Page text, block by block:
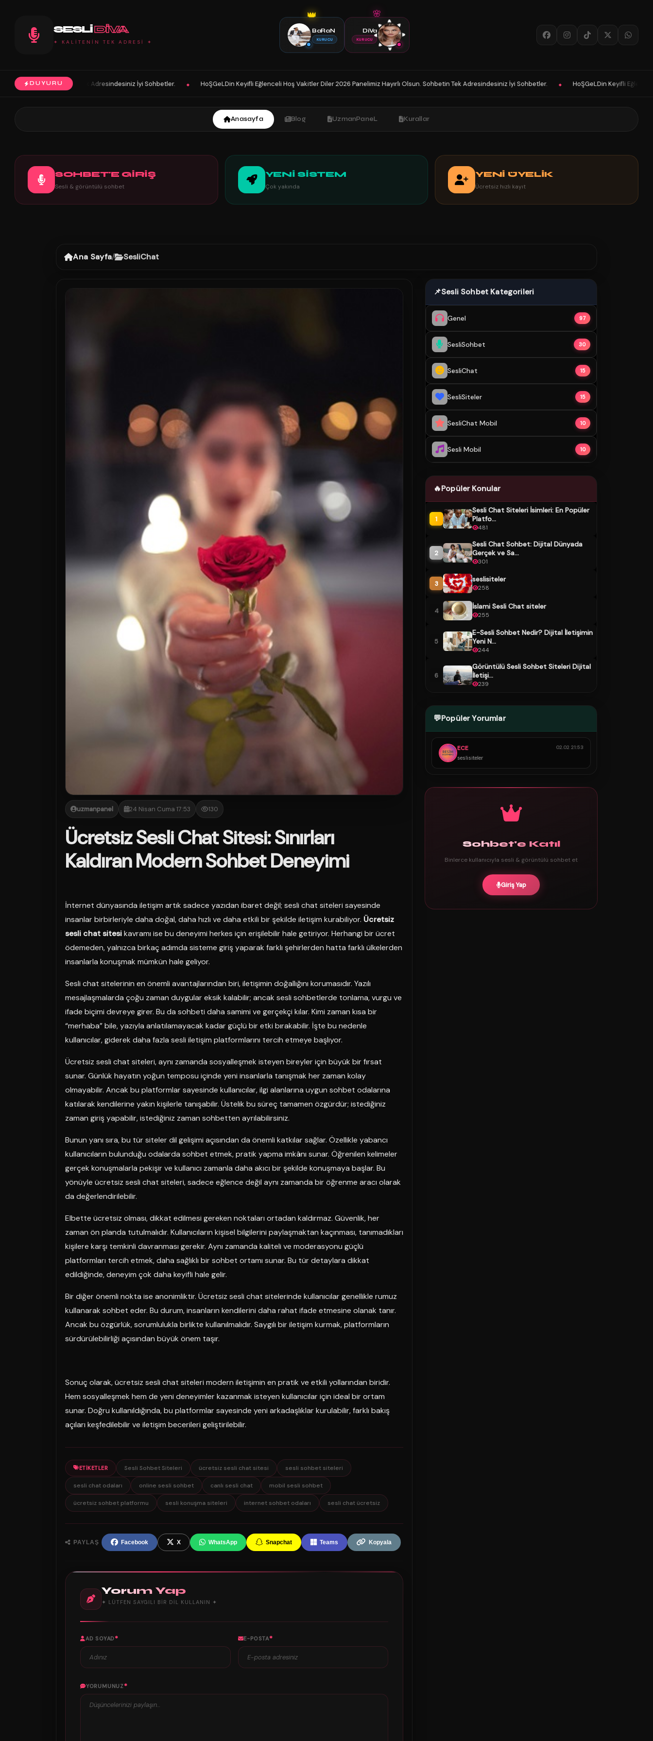
SESLIDIVA
✦ KALİTENİN TEK ADRESİ ✦
👑
BaRaN
KURUCU
🌸
DiVa
KURUCU
DUYURU
Adresindesiniz İyi Sohbetler. ◆ HoŞGeLDin Keyifli Eğlenceli Hoş Vakitler Diler 2026 Panelimiz Hayırlı Olsun. Sohbetin Tek Adresindesiniz İyi Sohbetler. ◆ HoŞGeLDin Keyifli Eğlenceli Hoş Vakitler Diler 2026
Anasayfa Blog UzmanPaneL Kurallar
SOHBET'E GİRİŞ
Sesli & görüntülü sohbet
YENİ SİSTEM
Çok yakında
YENİ ÜYELİK
Ücretsiz hızlı kayıt
Ana Sayfa/ SesliChat
uzmanpanel 24 Nisan Cuma 17:53 130
Ücretsiz Sesli Chat Sitesi: Sınırları
Kaldıran Modern Sohbet Deneyimi
İnternet dünyasında iletişim artık sadece yazıdan ibaret değil; sesli chat siteleri sayesinde
insanlar birbirleriyle daha doğal, daha hızlı ve daha etkili bir şekilde iletişim kurabiliyor. Ücretsiz
sesli chat sitesikavramı ise bu deneyimi herkes için erişilebilir hale getiriyor. Herhangi bir ücret
ödemeden, yalnızca birkaç adımda sisteme giriş yaparak farklı şehirlerden hatta farklı ülkelerden
insanlarla konuşmak mümkün hale geliyor.
Sesli chat sitelerinin en önemli avantajlarından biri, iletişimin doğallığını korumasıdır. Yazılı
mesajlaşmalarda çoğu zaman duygular eksik kalabilir; ancak sesli sohbetlerde tonlama, vurgu ve
ifade biçimi devreye girer. Bu da sohbeti daha samimi ve gerçekçi kılar. Kimi zaman kısa bir
“merhaba” bile, yazıyla anlatılamayacak kadar güçlü bir etki bırakabilir. İşte bu nedenle
kullanıcılar, giderek daha fazla sesli iletişim platformlarını tercih etmeye başlıyor.
Ücretsiz sesli chat siteleri, aynı zamanda sosyalleşmek isteyen bireyler için büyük bir fırsat
sunar. Günlük hayatın yoğun temposu içinde yeni insanlarla tanışmak her zaman kolay
olmayabilir. Ancak bu platformlar sayesinde kullanıcılar, ilgi alanlarına uygun sohbet odalarına
katılarak kendilerine yakın kişilerle tanışabilir. Üstelik bu süreç tamamen özgürdür; istediğiniz
zaman giriş yapabilir, istediğiniz zaman sohbetten ayrılabilirsiniz.
Bunun yanı sıra, bu tür siteler dil gelişimi açısından da önemli katkılar sağlar. Özellikle yabancı
kullanıcıların bulunduğu odalarda sohbet etmek, pratik yapma imkânı sunar. Öğrenilen kelimeler
gerçek konuşmalarla pekişir ve kullanıcı zamanla daha akıcı bir şekilde konuşmaya başlar. Bu
yönüyle ücretsiz sesli chat siteleri, sadece eğlence değil aynı zamanda bir öğrenme aracı olarak
da değerlendirilebilir.
Elbette ücretsiz olması, dikkat edilmesi gereken noktaları ortadan kaldırmaz. Güvenlik, her
zaman ön planda tutulmalıdır. Kullanıcıların kişisel bilgilerini paylaşmaktan kaçınması, tanımadıkları
kişilere karşı temkinli davranması gerekir. Aynı zamanda kaliteli ve moderasyonu güçlü
platformları tercih etmek, daha sağlıklı bir sohbet ortamı sunar. Bu tür detaylara dikkat
edildiğinde, deneyim çok daha keyifli hale gelir.
Bir diğer önemli nokta ise anonimliktir. Ücretsiz sesli chat sitelerinde kullanıcılar genellikle rumuz
kullanarak sohbet eder. Bu durum, insanların kendilerini daha rahat ifade etmesine olanak tanır.
Ancak bu özgürlük, sorumlulukla birlikte kullanılmalıdır. Saygılı bir iletişim kurmak, platformların
sürdürülebilirliği açısından büyük önem taşır.
Sonuç olarak, ücretsiz sesli chat siteleri modern iletişimin en pratik ve etkili yollarından biridir.
Hem sosyalleşmek hem de yeni deneyimler kazanmak isteyen kullanıcılar için ideal bir ortam
sunar. Doğru kullanıldığında, bu platformlar sayesinde yeni arkadaşlıklar kurulabilir, farklı bakış
açıları keşfedilebilir ve iletişim becerileri geliştirilebilir.
ETIKETLER Sesli Sohbet Siteleri ücretsiz sesli chat sitesi sesli sohbet siteleri
sesli chat odaları online sesli sohbet canlı sesli chat mobil sesli sohbet
ücretsiz sohbet platformu sesli konuşma siteleri internet sohbet odaları sesli chat ücretsiz
PAYLAŞ Facebook X WhatsApp Snapchat Teams Kopyala
Yorum Yap
✦ LÜTFEN SAYGILI BIR DIL KULLANIN ✦
AD SOYAD* E-POSTA*
YORUMUNUZ*
📌Sesli Sohbet Kategorileri
Genel 97
SesliSohbet 30
SesliChat 15
SesliSiteler 15
SesliChat Mobil 10
Sesli Mobil 10
🔥Popüler Konular
1
Sesli Chat Siteleri İsimleri: En Popüler
Platfo...
481
2
Sesli Chat Sohbet: Dijital Dünyada
Gerçek ve Sa...
301
3 seslisiteler
258
4 İslami Sesli Chat siteler
255
5
E-Sesli Sohbet Nedir? Dijital İletişimin
Yeni N...
244
6
Görüntülü Sesli Sohbet Siteleri Dijital
İletişi...
239
💬Popüler Yorumlar
ECE
seslisiteler
02.02 21:53
Sohbet'e Katıl
Binlerce kullanıcıyla sesli & görüntülü sohbet et
Giriş Yap